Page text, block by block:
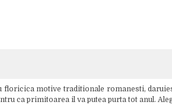
floricica motive traditionale romanesti,
ca primitoarea il va putea purta tot anul.